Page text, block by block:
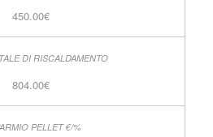
450.00€
804.00€